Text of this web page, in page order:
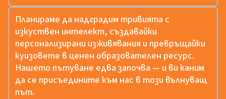
Планираме да надградим тривията с
изкуствен интелект, създавайки
персонализирани изживявания и превръщайки
куизовете в ценен образователен ресурс.
Нашето пътуване едва започва — и ви каним
да се присъедините към нас в този вълнуващ
път.